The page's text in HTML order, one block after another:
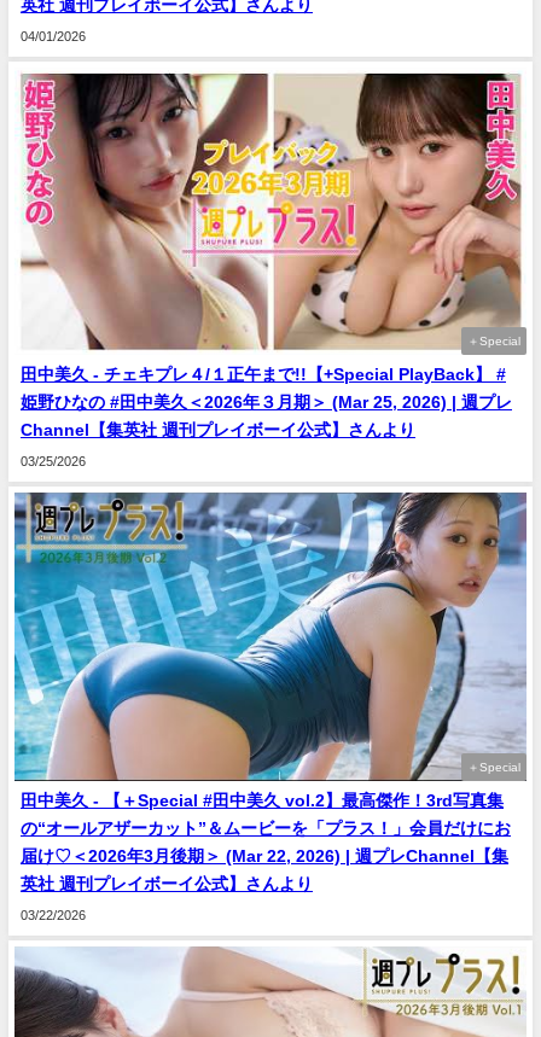
英社 週刊プレイボーイ公式】さんより
04/01/2026
＋Special
田中美久 - チェキプレ４/１正午まで!!【+Special PlayBack】 #
姫野ひなの #田中美久＜2026年３月期＞ (Mar 25, 2026) | 週プレ
Channel【集英社 週刊プレイボーイ公式】さんより
03/25/2026
＋Special
田中美久 - 【＋Special #田中美久 vol.2】最高傑作！3rd写真集
の“オールアザーカット”＆ムービーを「プラス！」会員だけにお
届け♡＜2026年3月後期＞ (Mar 22, 2026) | 週プレChannel【集
英社 週刊プレイボーイ公式】さんより
03/22/2026